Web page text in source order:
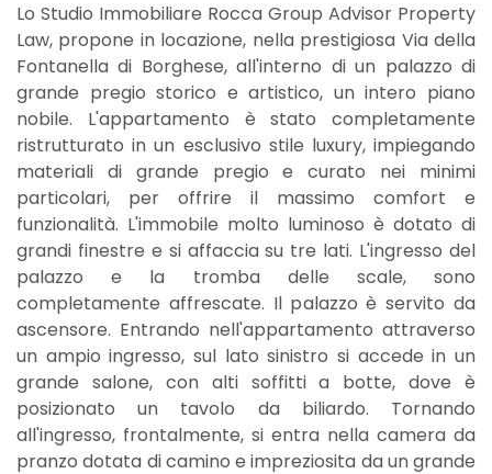
Lo Studio Immobiliare Rocca Group Advisor Property
Law, propone in locazione, nella prestigiosa Via della
Fontanella di Borghese, all'interno di un palazzo di
grande pregio storico e artistico, un intero piano
nobile. L'appartamento è stato completamente
ristrutturato in un esclusivo stile luxury, impiegando
materiali di grande pregio e curato nei minimi
particolari, per offrire il massimo comfort e
funzionalità. L'immobile molto luminoso è dotato di
grandi finestre e si affaccia su tre lati. L'ingresso del
palazzo e la tromba delle scale, sono
completamente affrescate. Il palazzo è servito da
ascensore. Entrando nell'appartamento attraverso
un ampio ingresso, sul lato sinistro si accede in un
grande salone, con alti soffitti a botte, dove è
posizionato un tavolo da biliardo. Tornando
all'ingresso, frontalmente, si entra nella camera da
pranzo dotata di camino e impreziosita da un grande